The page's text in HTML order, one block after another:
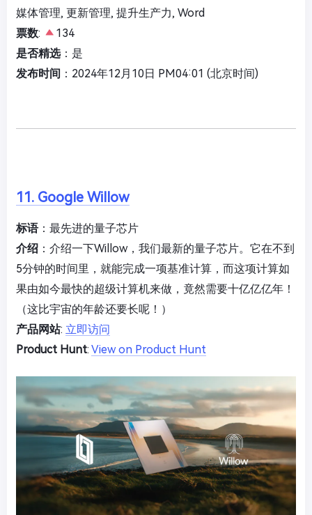
媒体管理, 更新管理, 提升生产力, Word
票数:
134
是否精选：是
发布时间 ：2024年12月10日 PM04:01 (北京时间)
11. Google Willow
标语：最先进的量子芯片
介绍 ：介绍一下Willow，我们最新的量子芯片。它在不到
5分钟的时间里，就能完成一项基准计算，而这项计算如
果由如今最快的超级计算机来做，竟然需要十亿亿亿年！
（这比宇宙的年龄还要长呢！）
产品网站: 立即访问
Product Hunt: View on Product Hunt